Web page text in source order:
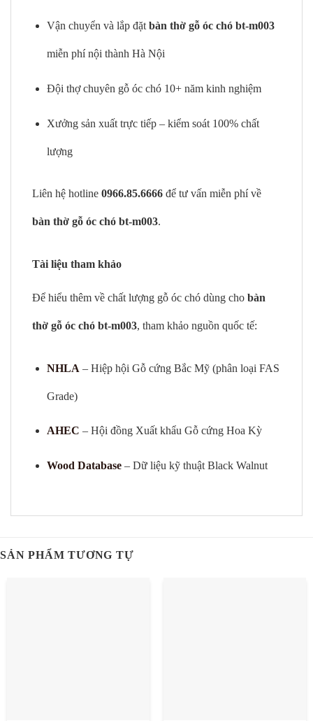
Vận chuyển và lắp đặt bàn thờ gỗ óc chó bt-m003
miễn phí nội thành Hà Nội
Đội thợ chuyên gỗ óc chó 10+ năm kinh nghiệm
Xưởng sản xuất trực tiếp – kiểm soát 100% chất
lượng
Liên hệ hotline 0966.85.6666 để tư vấn miễn phí về
bàn thờ gỗ óc chó bt-m003.
Tài liệu tham khảo
Để hiểu thêm về chất lượng gỗ óc chó dùng cho bàn
thờ gỗ óc chó bt-m003, tham khảo nguồn quốc tế:
NHLA – Hiệp hội Gỗ cứng Bắc Mỹ (phân loại FAS
Grade)
AHEC – Hội đồng Xuất khẩu Gỗ cứng Hoa Kỳ
Wood Database– Dữ liệu kỹ thuật Black Walnut
SẢN PHẨM TƯƠNG TỰ